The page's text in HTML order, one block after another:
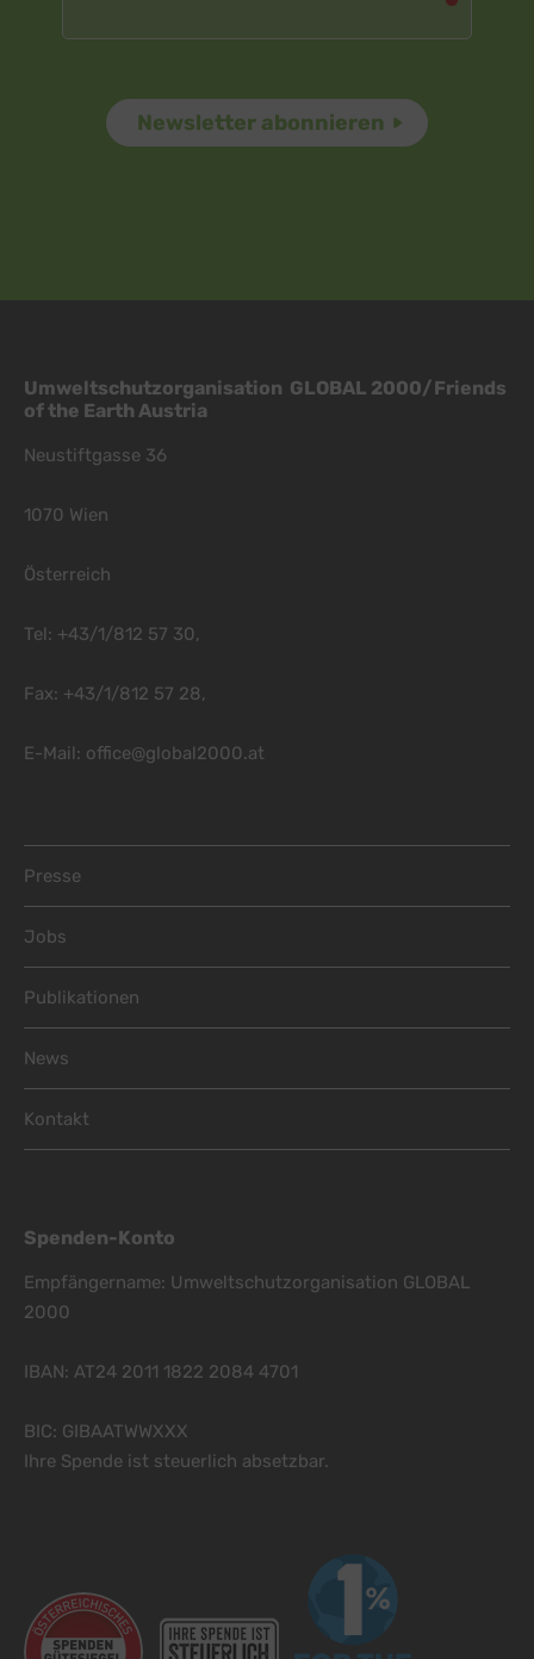
Umweltschutzorganisation GLOBAL 2000/Friends
of the Earth Austria
Neustiftgasse 36
1070 Wien
Österreich
Tel: +43/1/812 57 30,
Fax: +43/1/812 57 28,
E-Mail: office@global2000.at
Presse
Jobs
Publikationen
News
Kontakt
Spenden-Konto
Empfängername: Umweltschutzorganisation GLOBAL
2000
IBAN: AT24 2011 1822 2084 4701
BIC: GIBAATWWXXX
Ihre Spende ist steuerlich absetzbar.